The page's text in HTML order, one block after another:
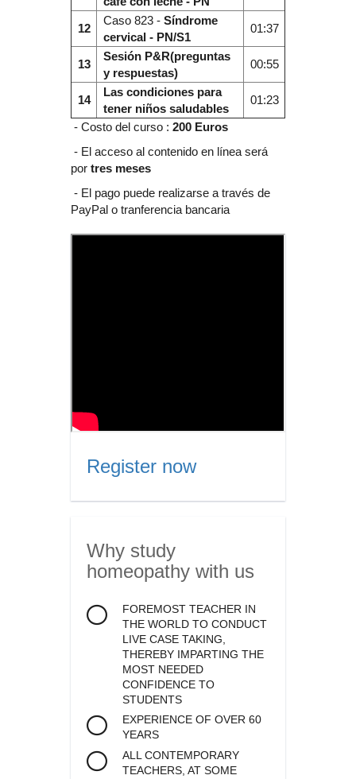
12
Caso 823 -Síndrome
cervical - PN/S1
01:37
13
Sesión P&R(preguntas
y respuestas)
00:55
14
Las condiciones para
tener niños saludables
01:23
- Costo del curso : 200 Euros
- El acceso al contenido en línea será
por tres meses
- El pago puede realizarse a través de
PayPal o tranferencia bancaria
Register now
Why study
homeopathy with us
FOREMOST TEACHER IN
THE WORLD TO CONDUCT
LIVE CASE TAKING,
THEREBY IMPARTING THE
MOST NEEDED
CONFIDENCE TO
STUDENTS
EXPERIENCE OF OVER 60
YEARS
ALL CONTEMPORARY
TEACHERS, AT SOME